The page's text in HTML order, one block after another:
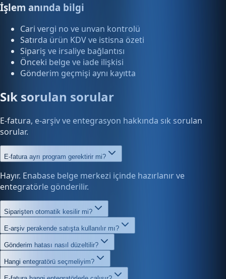
İşlem anında bilgi
Cari vergi no ve unvan kontrolü
Satırda ürün KDV ve istisna özeti
Sipariş ve irsaliye bağlantısı
Önceki belge ve iade ilişkisi
Gönderim geçmişi aynı kayıtta
Sık sorulan sorular
E-fatura, e-arşiv ve entegrasyon hakkında sık sorulan
sorular.
E-fatura ayrı program gerektirir mi?
Hayır. Enabase belge merkezi içinde hazırlanır ve
entegratörle gönderilir.
Siparişten otomatik kesilir mi?
E-arşiv perakende satışta kullanılır mı?
Gönderim hatası nasıl düzeltilir?
Hangi entegratörü seçmeliyim?